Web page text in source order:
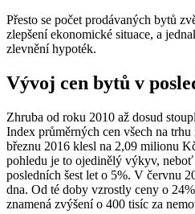
Přesto se počet prodávaných bytů
zlepšení ekonomické situace, a
zlevnění hypoték.
Vývoj cen bytů v
Zhruba od roku 2010 až dosud
Index průměrných cen všech na
březnu 2016 klesl na 2,09 milionu
pohledu je to ojedinělý výkyv,
posledních šest let o 5%. V červnu
dna. Od té doby vzrostly ceny o
znamená zvýšení o 400 tisíc za